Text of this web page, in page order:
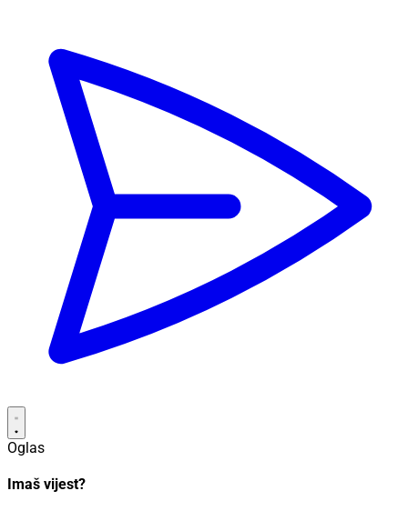
Oglas
Imaš vijest?